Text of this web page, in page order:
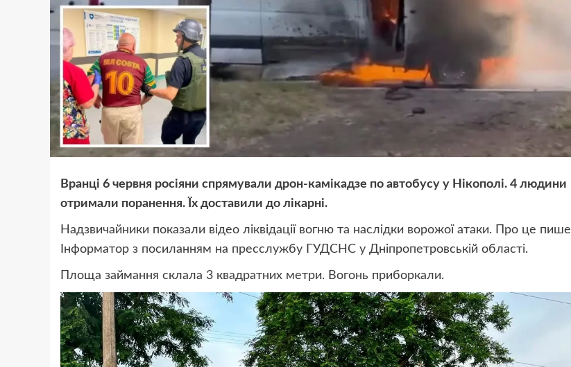
Вранці 6 червня росіяни спрямували дрон-камікадзе по автобусу у Нікополі. 4 людини
отримали поранення. Їх доставили до лікарні.
Надзвичайники показали відео ліквідації вогню та наслідки ворожої атаки. Про це пише
Інформатор з посиланням на пресслужбу ГУДСНС у Дніпропетровській області.
Площа займання склала 3 квадратних метри. Вогонь приборкали.